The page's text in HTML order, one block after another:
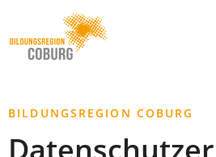
INHALT ANSPRINGEN
Coburg
BILDUNGSREGION COBURG